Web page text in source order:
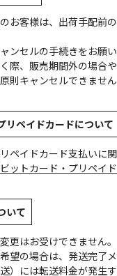
お客様は、出荷手配前
ンセルの手続きをお願い
際、販売期間外の場合
則キャンセルできませ
リペイドカードについて
ペイドカード支払いに
ットカード・プリペイ
いて
更はお受けできません。
望の場合は、発送完了
）には転送料金が発生す